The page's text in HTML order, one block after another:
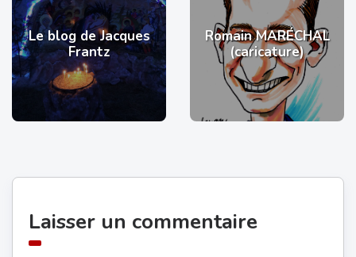
Le blog de Jacques
Frantz
Romain MARÉCHAL
(caricature)
Laisser un commentaire